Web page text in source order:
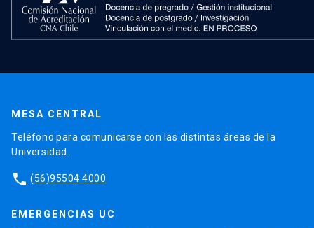
MESA CENTRAL
Teléfono para comunicarse con las distintas áreas de la
Universidad.
phone (56)95504 4000
EMERGENCIAS UC